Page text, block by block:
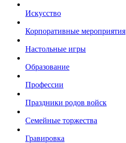
Искусство
Корпоративные мероприятия
Настольные игры
Образование
Профессии
Праздники родов войск
Семейные торжества
Гравировка